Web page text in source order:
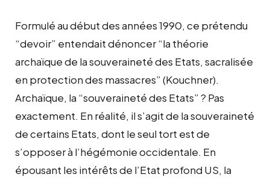
Formulé au début des années 1990, ce prétendu
“devoir” entendait dénoncer “la théorie
archaïque de la souveraineté des Etats, sacralisée
en protection des massacres” (Kouchner).
Archaïque, la “souveraineté des Etats” ? Pas
exactement. En réalité, il s’agit de la souveraineté
de certains Etats, dont le seul tort est de
s’opposer à l’hégémonie occidentale. En
épousant les intérêts de l’Etat profond US, la